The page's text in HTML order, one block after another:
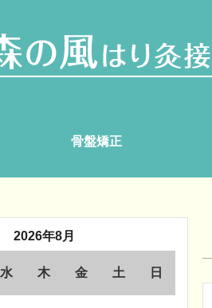
骨盤矯正
2026年8月
水 木 金 土 日